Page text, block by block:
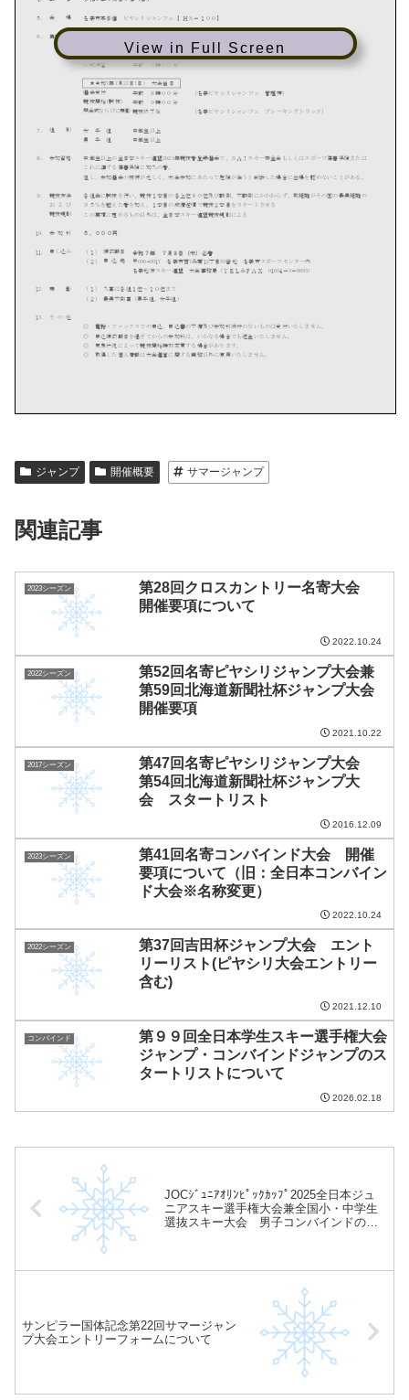
View in Full Screen
ジャンプ 開催概要 サマージャンプ
関連記事
2023シーズン
第28回クロスカントリー名寄大会
開催要項について
2022.10.24
2022シーズン
第52回名寄ピヤシリジャンプ大会兼
第59回北海道新聞社杯ジャンプ大会
開催要項
2021.10.22
2017シーズン
第47回名寄ピヤシリジャンプ大会
第54回北海道新聞社杯ジャンプ大
会 スタートリスト
2016.12.09
2023シーズン
第41回名寄コンバインド大会 開催
要項について（旧：全日本コンバイン
ド大会※名称変更）
2022.10.24
2022シーズン
第37回吉田杯ジャンプ大会 エント
リーリスト(ピヤシリ大会エントリー
含む)
2021.12.10
コンバインド
第９９回全日本学生スキー選手権大会
ジャンプ・コンバインドジャンプのス
タートリストについて
2026.02.18
JOCｼﾞｭﾆｱｵﾘﾝﾋﾟｯｸｶｯﾌﾟ2025全日本ジュ
ニアスキー選手権大会兼全国小・中学生
選抜スキー大会 男子コンバインドの結
サンピラー国体記念第22回サマージャン
プ大会エントリーフォームについて